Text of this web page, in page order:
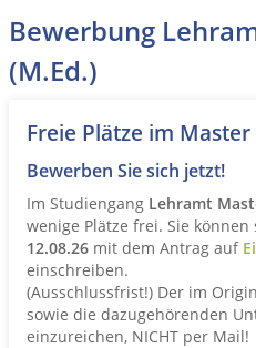
Bewerbung
(M.Ed.)
Freie Plätze im
Bewerben Sie sich jetzt!
Im Studiengang Lehramt
wenige Plätze frei. Sie
12.08.26 mit dem Antrag auf
einschreiben.
(Ausschlussfrist!) Der im
sowie die dazugehörenden
einzureichen, NICHT per Mail!